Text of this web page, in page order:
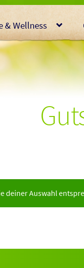
& Wellness
deiner Auswahl